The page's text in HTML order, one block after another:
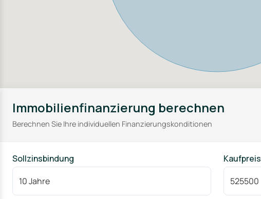
Immobilienfinanzierung berechnen
Berechnen Sie Ihre individuellen Finanzierungskonditionen
Sollzinsbindung
Kaufpreis